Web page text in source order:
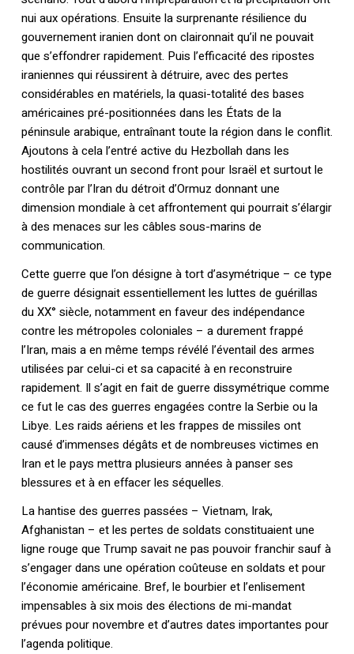
nui aux opérations. Ensuite la surprenante résilience du
gouvernement iranien dont on claironnait qu’il ne pouvait
que s’effondrer rapidement. Puis l’efficacité des ripostes
iraniennes qui réussirent à détruire, avec des pertes
considérables en matériels, la quasi-totalité des bases
américaines pré-positionnées dans les États de la
péninsule arabique, entraînant toute la région dans le conflit.
Ajoutons à cela l’entré active du Hezbollah dans les
hostilités ouvrant un second front pour Israël et surtout le
contrôle par l’Iran du détroit d’Ormuz donnant une
dimension mondiale à cet affrontement qui pourrait s’élargir
à des menaces sur les câbles sous-marins de
communication.
Cette guerre que l’on désigne à tort d’asymétrique – ce type
de guerre désignait essentiellement les luttes de guérillas
du XX° siècle, notamment en faveur des indépendance
contre les métropoles coloniales – a durement frappé
l’Iran, mais a en même temps révélé l’éventail des armes
utilisées par celui-ci et sa capacité à en reconstruire
rapidement. Il s’agit en fait de guerre dissymétrique comme
ce fut le cas des guerres engagées contre la Serbie ou la
Libye. Les raids aériens et les frappes de missiles ont
causé d’immenses dégâts et de nombreuses victimes en
Iran et le pays mettra plusieurs années à panser ses
blessures et à en effacer les séquelles.
La hantise des guerres passées – Vietnam, Irak,
Afghanistan – et les pertes de soldats constituaient une
ligne rouge que Trump savait ne pas pouvoir franchir sauf à
s’engager dans une opération coûteuse en soldats et pour
l’économie américaine. Bref, le bourbier et l’enlisement
impensables à six mois des élections de mi-mandat
prévues pour novembre et d’autres dates importantes pour
l’agenda politique.